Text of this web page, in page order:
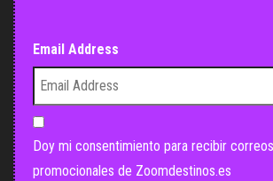
Email Address
Doy mi consentimiento para recibir
promocionales de Zoomdestinos.es